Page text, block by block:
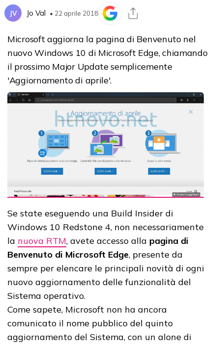
JV Jo Val • 22 aprile 2018
Microsoft aggiorna la pagina di Benvenuto nel
nuovo Windows 10 di Microsoft Edge, chiamando
il prossimo Major Update semplicemente
'Aggiornamento di aprile'.
Se state eseguendo una Build Insider di
Windows 10 Redstone 4, non necessariamente
la nuova RTM, avete accesso alla pagina di
Benvenuto di Microsoft Edge, presente da
sempre per elencare le principali novità di ogni
nuovo aggiornamento delle funzionalità del
Sistema operativo.
Come sapete, Microsoft non ha ancora
comunicato il nome pubblico del quinto
aggiornamento del Sistema, con un alone di